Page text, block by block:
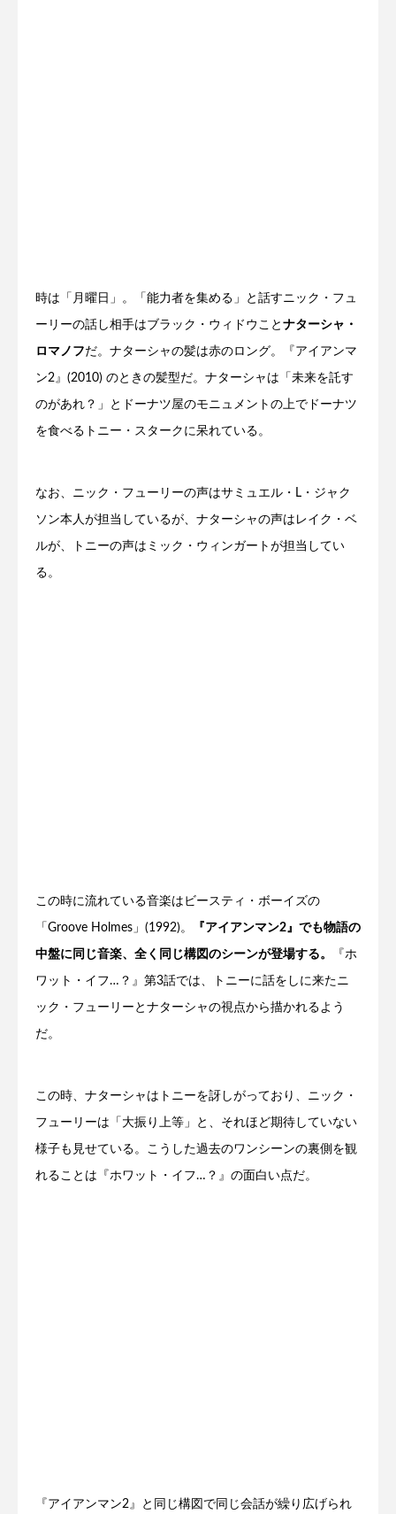
時は「月曜日」。「能力者を集める」と話すニック・フュ
ーリーの話し相手はブラック・ウィドウこと ナターシャ・
ロマノフだ。ナターシャの髪は赤のロング。『アイアンマ
ン2』(2010) のときの髪型だ。ナターシャは「未来を託す
のがあれ？」とドーナツ屋のモニュメントの上でドーナツ
を食べるトニー・スタークに呆れている。
なお、ニック・フューリーの声はサミュエル・L・ジャク
ソン本人が担当しているが、ナターシャの声はレイク・ベ
ルが、トニーの声はミック・ウィンガートが担当してい
る。
この時に流れている音楽はビースティ・ボーイズの
「Groove Holmes」(1992)。 『アイアンマン2』でも物語の
中盤に同じ音楽、全く同じ構図のシーンが登場する。 『ホ
ワット・イフ…？』第3話では、トニーに話をしに来たニ
ック・フューリーとナターシャの視点から描かれるよう
だ。
この時、ナターシャはトニーを訝しがっており、ニック・
フューリーは「大振り上等」と、それほど期待していない
様子も見せている。こうした過去のワンシーンの裏側を観
れることは『ホワット・イフ…？』の面白い点だ。
『アイアンマン2』と同じ構図で同じ会話が繰り広げられ